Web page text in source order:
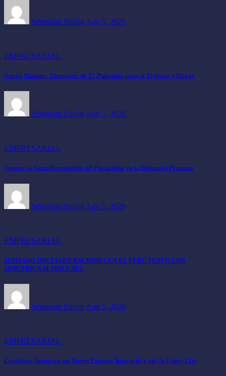
Sebastian Sipión Ago 5, 2026
EMPRESARIAL
Nuevo Monitor ViewSonic de 27 Pulgadas para el Trabajo y Hogar
Sebastian Sipión Ago 5, 2026
EMPRESARIAL
Conoce la Gran Revolución del Packaging en la Industria Peruana
Sebastian Sipión Ago 5, 2026
EMPRESARIAL
SHIMANO INICIA OPERACIONES EN EL PERÚ JUNTO CON
SIMETRICA ALMACENES
Sebastian Sipión Ago 5, 2026
EMPRESARIAL
Casaideas Inaugura un Nuevo Espacio Interactivo en Go Enjoy City